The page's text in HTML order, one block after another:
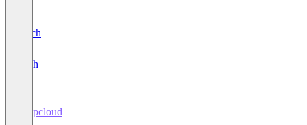
Deutsch
English
shopcloud